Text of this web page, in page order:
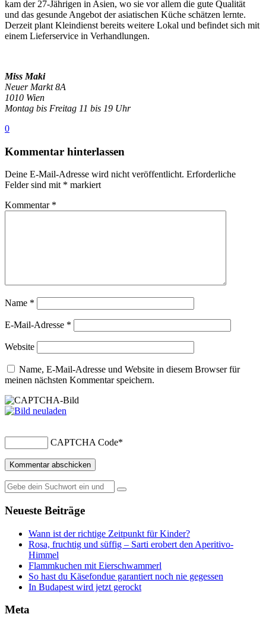
kam der 27-Jährigen in Asien, wo sie vor allem die gute Qualität
und das gesunde Angebot der asiatischen Küche schätzen lernte.
Derzeit plant Kleindienst bereits weitere Lokal und befindet sich mit
einem Lieferservice in Verhandlungen.
Miss Maki
Neuer Markt 8A
1010 Wien
Montag bis Freitag 11 bis 19 Uhr
0
Kommentar hinterlassen
Deine E-Mail-Adresse wird nicht veröffentlicht. Erforderliche
Felder sind mit * markiert
Kommentar *
Name *
E-Mail-Adresse *
Website
Name, E-Mail-Adresse und Website in diesem Browser für
meinen nächsten Kommentar speichern.
CAPTCHA Code*
Suche
nach:
Neueste Beiträge
Wann ist der richtige Zeitpunkt für Kinder?
Rosa, fruchtig und süffig – Sarti erobert den Aperitivo-
Himmel
Flammkuchen mit Eierschwammerl
So hast du Käsefondue garantiert noch nie gegessen
In Budapest wird jetzt gerockt
Meta